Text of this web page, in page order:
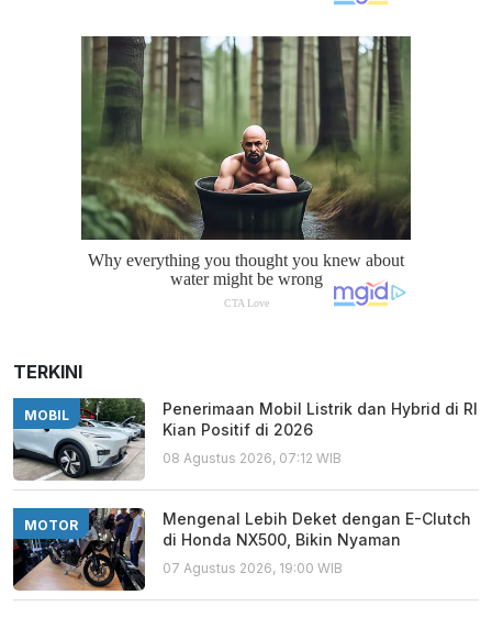
TERKINI
MOBIL
Penerimaan Mobil Listrik dan Hybrid di RI
Kian Positif di 2026
08 Agustus 2026, 07:12 WIB
MOTOR
Mengenal Lebih Deket dengan E-Clutch
di Honda NX500, Bikin Nyaman
07 Agustus 2026, 19:00 WIB